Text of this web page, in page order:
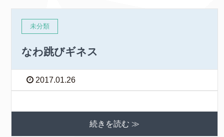
未分類
なわ跳びギネス
2017.01.26
続きを読む ≫